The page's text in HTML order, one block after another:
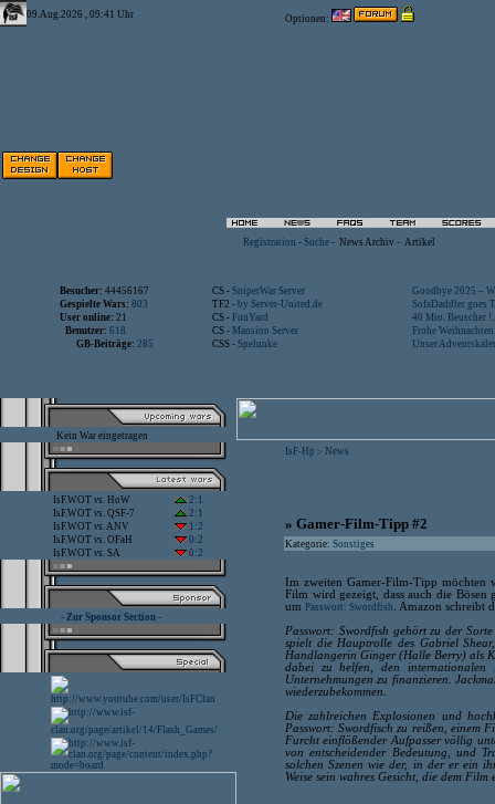
09.Aug.2026 , 09:41 Uhr Optionen:
Registration - Suche - News Archiv - Artikel
Besucher: 44456167 CS - SniperWar Server
Goodbye 2025 –
Gespielte Wars: 803 TF2 - by Server-United.de
SofaDaddler goes
User online: 21 CS - FunYard
40 Mio. Beuscher
Benutzer: 618 CS - Mansion Server
Frohe
GB-Beiträge: 285 CSS - Spelunke Unser
Kein War eingetragen
IsF.WOT vs. HoW
2:1
IsF.WOT vs. QSF-7
2:1
IsF.WOT vs.ANV
1:2
IsF.WOT vs. OFaH
0:2
IsF.WOT vs. SA 0:2
- Zur Sponsor Section -
IsF-Hp > News
» Gamer-Film-Tipp #2
Kategorie: Sonstiges
Im zweiten Gamer-Film-Tipp möchten
Film wird gezeigt, dass auch die
um Passwort: Swordfish
. Amazon schreibt
Passwort: Swordfish gehört zu der
spielt die Hauptrolle des Gabriel
Handlangerin Ginger (Halle Berry) als
dabei zu helfen, den internationalen
Unternehmungen zu finanzieren.
wiederzubekommen.
Die zahlreichen Explosionen und
Passwort: Swordfisch zu reißen, einem
Furcht einflößender Aufpasser völlig
von entscheidender Bedeutung, und
solchen Szenen wie der, in der er ein
Weise sein wahres Gesicht, die dem